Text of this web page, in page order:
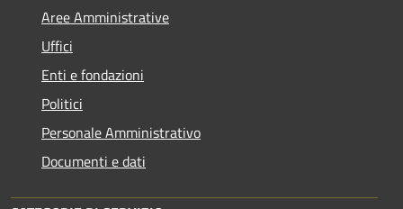
Aree Amministrative
Uffici
Enti e fondazioni
Politici
Personale Amministrativo
Documenti e dati